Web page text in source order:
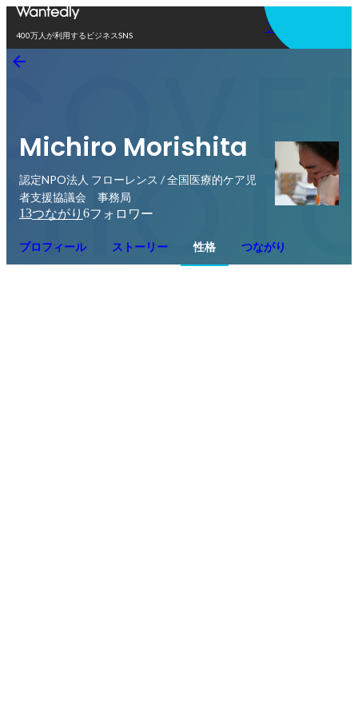
400万人が利用するビジネスSNS
アプリを使う
Michiro Morishita
認定NPO法人 フローレンス / 全国医療的ケア児
者支援協議会 事務局
13つながり 6フォロワー
プロフィール ストーリー 性格 つながり